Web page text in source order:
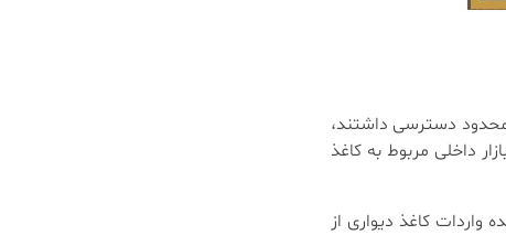
محدود دسترسی داشتند،
داخلی مربوط به کاغذ
کاغذ دیواری از